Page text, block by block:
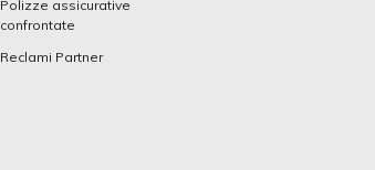
Polizze assicurative
confrontate
Reclami Partner